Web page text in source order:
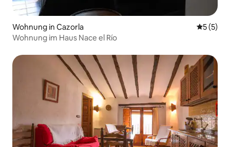
Wohnung in Cazorla
5 (5)
Wohnung im Haus Nace el Río